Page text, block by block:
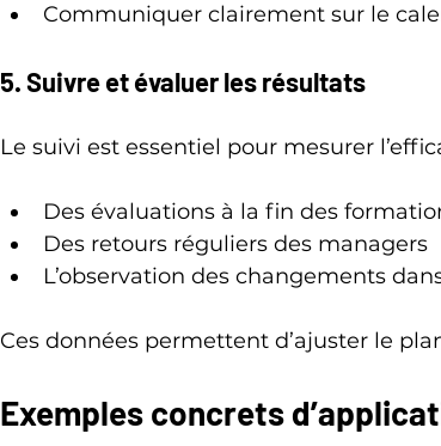
Communiquer clairement sur le
5. Suivre et évaluer les résultats
Le suivi est essentiel pour mesurer
Des évaluations à la fin des
Des retours réguliers des managers
L’observation des changements
Ces données permettent d’ajuster le
Exemples concrets